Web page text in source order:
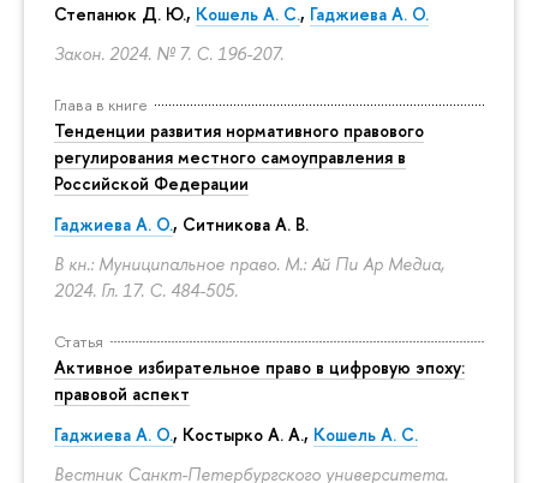
Степанюк Д. Ю., Кошель А. С., Гаджиева А. О.
Закон. 2024. № 7. С. 196-207.
Глава в книге
Тенденции развития нормативного правового
регулирования местного самоуправления в
Российской Федерации
Гаджиева А. О., Ситникова А. В.
В кн.: Муниципальное право. М.: Ай Пи Ар Медиа,
2024. Гл. 17. С. 484-505.
Статья
Активное избирательное право в цифровую эпоху:
правовой аспект
Гаджиева А. О., Костырко А. А., Кошель А. С.
Вестник Санкт-Петербургского университета.